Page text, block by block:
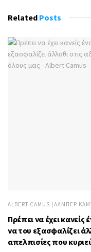
Related Posts
ALBERT CAMUS (ΑΛΜΠΈΡ
Πρέπει να έχει
να του εξασφαλίζει
απελπισίες που